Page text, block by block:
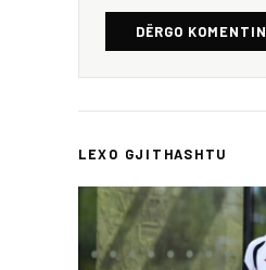
DËRGO KOMENTIN
LEXO GJITHASHTU